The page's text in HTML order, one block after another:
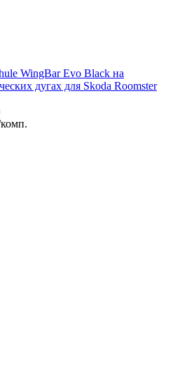
WingBar Evo Black на
дугах для Skoda Roomster